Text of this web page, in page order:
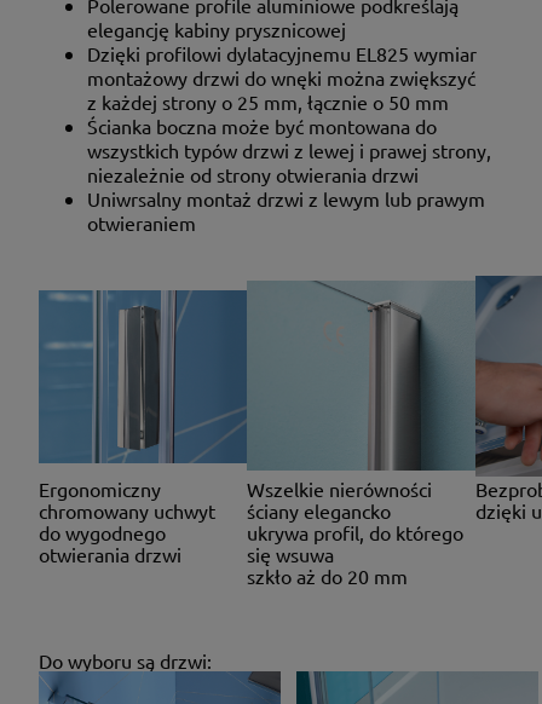
elegancję kabiny prysznicowej
Dzięki profilowi dylatacyjnemu EL825 wymiar
montażowy drzwi do wnęki można zwiększyć
z każdej strony o 25 mm, łącznie o 50 mm
Ścianka boczna może być montowana do
wszystkich typów drzwi z lewej i prawej strony,
niezależnie od strony otwierania drzwi
Uniwrsalny montaż drzwi z lewym lub prawym
otwieraniem
Ergonomiczny
chromowany uchwyt
do wygodnego
otwierania drzwi
Wszelkie nierówności
ściany elegancko
ukrywa profil, do którego
się wsuwa
szkło aż do 20 mm
dzięki
Do wyboru są drzwi: